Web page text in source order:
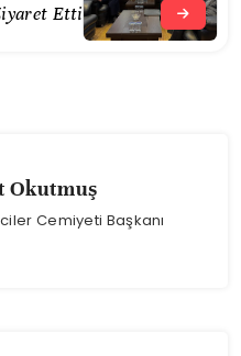
Etti
Okutmuş
Cemiyeti Başkanı